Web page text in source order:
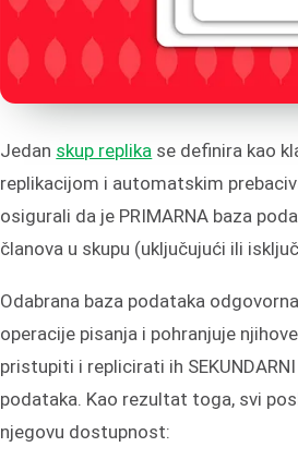
Jedan skup replika se definira kao
replikacijom i automatskim
osigurali da je PRIMARNA baza
članova u skupu (uključujući ili
Odabrana baza podataka
operacije pisanja i pohranjuje
pristupiti i replicirati ih
podataka. Kao rezultat toga, svi
njegovu dostupnost: